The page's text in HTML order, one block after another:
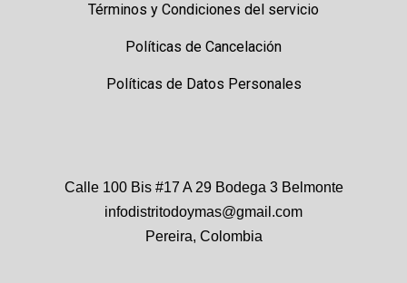
Términos y Condiciones del servicio
Políticas de Cancelación
Políticas de Datos Personales
Calle 100 Bis #17 A 29 Bodega 3 Belmonte
infodistritodoymas@gmail.com
Pereira, Colombia